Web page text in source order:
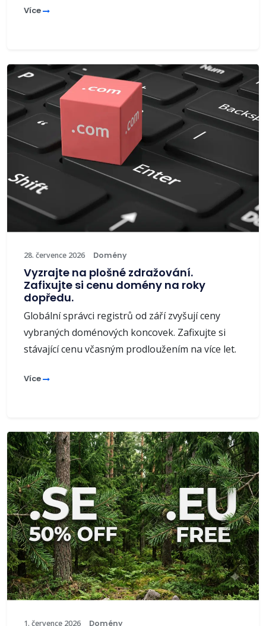
Více
28. července 2026 Domény
Vyzrajte na plošné zdražování.
Zafixujte si cenu domény na roky
dopředu.
Globální správci registrů od září zvyšují ceny
vybraných doménových koncovek. Zafixujte si
stávající cenu včasným prodloužením na více let.
Více
1. července 2026 Domény